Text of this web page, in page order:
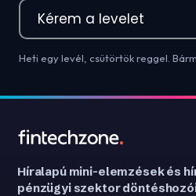
Kérem a levelet
Heti egy levél, csütörtök reggel.
Híralapú mini-elemzések és
pénzügyi szektor